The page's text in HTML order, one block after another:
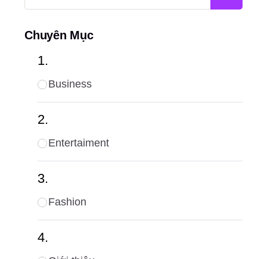
Chuyên Mục
Business
Entertaiment
Fashion